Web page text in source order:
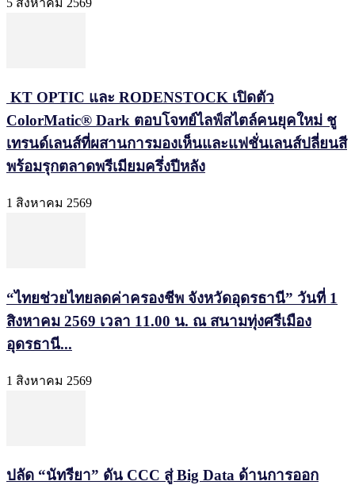
KT OPTIC และ RODENSTOCK เปิดตัว
ColorMatic® Dark ตอบโจทย์ไลฟ์สไตล์คนยุคใหม่ ชู
เทรนด์เลนส์ที่ผสานการมองเห็นและแฟชั่นเลนส์ปลี่ยนสี
พร้อมรุกตลาดพรีเมียมครึ่งปีหลัง
1 สิงหาคม 2569
“ไทยช่วยไทยลดค่าครองชีพ จังหวัดอุดรธานี” วันที่ 1
สิงหาคม 2569 เวลา 11.00 น. ณ สนามทุ่งศรีเมือง
อุดรธานี...
1 สิงหาคม 2569
ปลัด “นัทรียา” ดัน CCC สู่ Big Data ด้านการออก